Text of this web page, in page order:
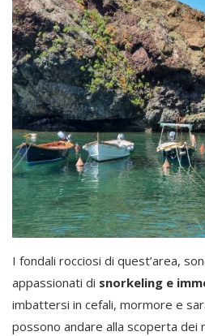
I fondali rocciosi di quest’area,
appassionati di snorkeling e
imbattersi in cefali, mormore e
possono andare alla scoperta dei